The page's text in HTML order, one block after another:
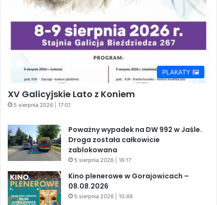
PLAKATY 🖼️
XV Galicyjskie Lato z Koniem
5 sierpnia 2026 | 17:01
Poważny wypadek na DW 992 w Jaśle.
Droga została całkowicie
zablokowana
5 sierpnia 2026 | 16:17
Kino plenerowe w Gorajowicach –
08.08.2026
5 sierpnia 2026 | 10:49